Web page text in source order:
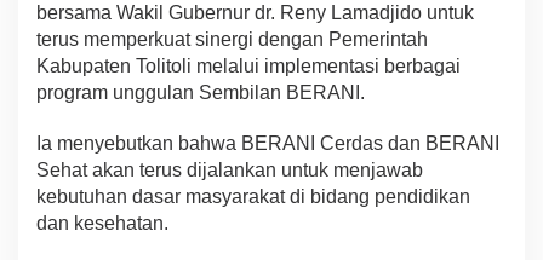
bersama Wakil Gubernur dr. Reny Lamadjido untuk
terus memperkuat sinergi dengan Pemerintah
Kabupaten Tolitoli melalui implementasi berbagai
program unggulan Sembilan BERANI.
Ia menyebutkan bahwa BERANI Cerdas dan BERANI
Sehat akan terus dijalankan untuk menjawab
kebutuhan dasar masyarakat di bidang pendidikan
dan kesehatan.